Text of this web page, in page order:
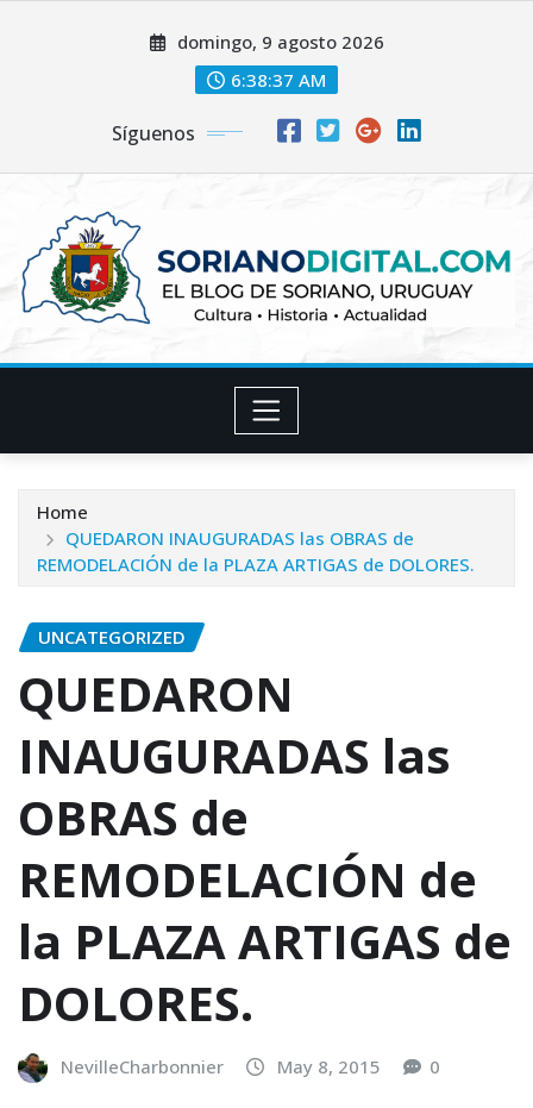
domingo, 9 agosto 2026
6:38:38 AM
Síguenos
Home
QUEDARON INAUGURADAS las OBRAS de
REMODELACIÓN de la PLAZA ARTIGAS de DOLORES.
UNCATEGORIZED
QUEDARON
INAUGURADAS las
OBRAS de
REMODELACIÓN de
la PLAZA ARTIGAS de
DOLORES.
NevilleCharbonnier May 8, 2015 0